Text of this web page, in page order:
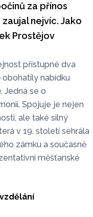
za přínos
nejvíc. Jako
Prostějov
přístupné dva
nabídku
Jedná se o
Spojuje je nejen
ale také silný
v 19. století sehrála
zámku a současně
měšťanské